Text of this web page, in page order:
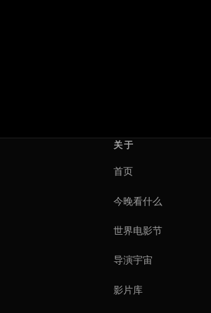
关于
首页
今晚看什么
世界电影节
导演宇宙
影片库